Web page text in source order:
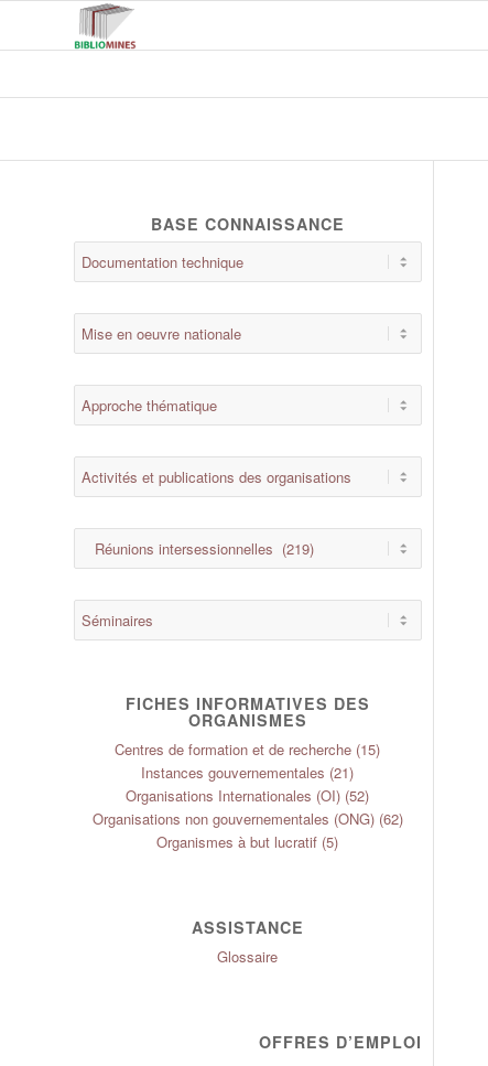
BASE CONNAISSANCE
FICHES INFORMATIVES DES
ORGANISMES
Centres de formation et de recherche (15)
Instances gouvernementales (21)
Organisations Internationales (OI) (52)
Organisations non gouvernementales (ONG)(62)
Organismes à but lucratif (5)
ASSISTANCE
Glossaire
OFFRES D’EMPLOI